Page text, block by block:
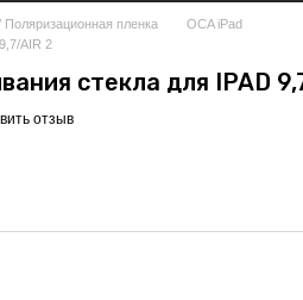
Поляризационная пленка
OCA iPad
AIR 2
стекла для IPAD
отзыв